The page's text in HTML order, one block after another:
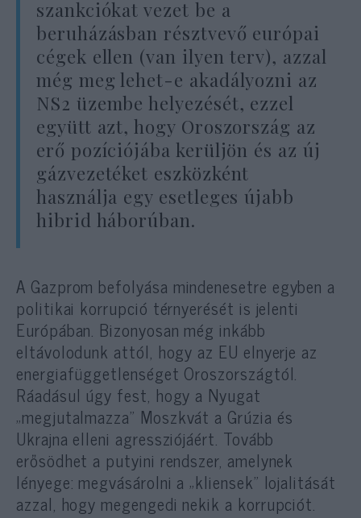
szankciókat vezet be a
beruházásban résztvevő európai
cégek ellen (van ilyen terv), azzal
még meg lehet-e akadályozni az
NS2 üzembe helyezését, ezzel
együtt azt, hogy Oroszország az
erő pozíciójába kerüljön és az új
gázvezetéket eszközként
használja egy esetleges újabb
hibrid háborúban.
A Gazprom befolyása mindenesetre egyben a
politikai korrupció térnyerését is jelenti
Európában. Bizonyosan még inkább
eltávolodunk attól, hogy az EU elnyerje az
energiafüggetlenséget Oroszországtól.
Ráadásul úgy fest, hogy a Nyugat
„megjutalmazza” Moszkvát a Grúzia és
Ukrajna elleni agressziójáért. Tovább
erősödhet a putyini rendszer, amelynek
lényege: megvásárolni a „kliensek” lojalitását
azzal, hogy megengedi nekik a korrupciót.